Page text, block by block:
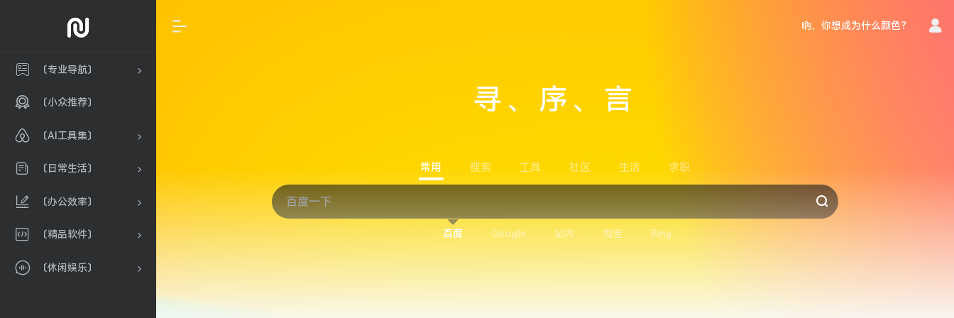
〔专业导航〕
〔小众推荐〕
〔AI工具集〕
〔日常生活〕
〔办公效率〕
〔精品软件〕
〔休闲娱乐〕
吶，你想成为什么颜色？
寻、序、言
常用 搜索 工具 社区 生活 求职
百度 Google 站内 淘宝 Bing